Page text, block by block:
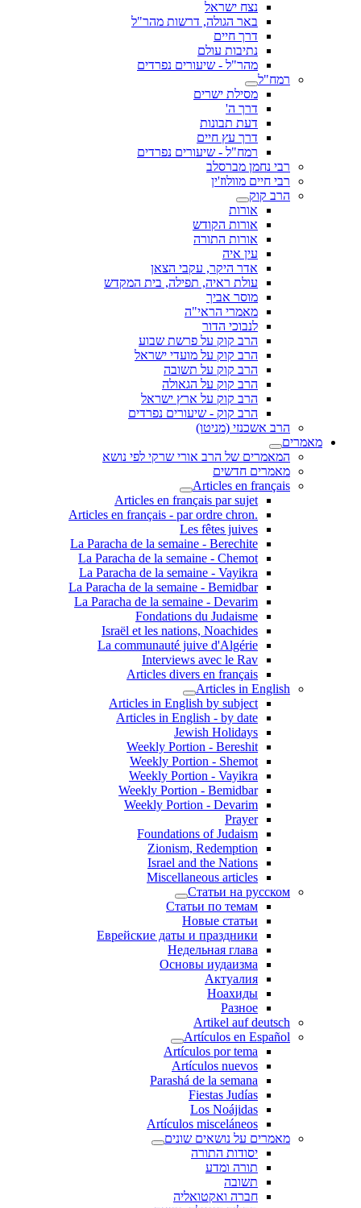
נצח ישראל
באר הגולה, דרשות מהר"ל
דרך חיים
נתיבות עולם
מהר"ל - שיעורים נפרדים
רמח"ל
מסילת ישרים
דרך ה'
דעת תבונות
דרך עץ חיים
רמח"ל - שיעורים נפרדים
רבי נחמן מברסלב
רבי חיים מוולוז'ין
הרב קוק
אורות
אורות הקודש
אורות התורה
עין איה
אדר היקר, עקבי הצאן
עולת ראיה, תפילה, בית המקדש
מוסר אביך
מאמרי הראי"ה
לנבוכי הדור
הרב קוק על פרשת שבוע
הרב קוק על מועדי ישראל
הרב קוק על תשובה
הרב קוק על הגאולה
הרב קוק על ארץ ישראל
הרב קוק - שיעורים נפרדים
הרב אשכנזי (מניטו)
מאמרים
המאמרים של הרב אורי שרקי לפי נושא
מאמרים חדשים
Articles en français
Articles en français par sujet
.Articles en français - par ordre chron
Les fêtes juives
La Paracha de la semaine - Berechite
La Paracha de la semaine - Chemot
La Paracha de la semaine - Vayikra
La Paracha de la semaine - Bemidbar
La Paracha de la semaine - Devarim
Fondations du Judaisme
Israël et les nations, Noachides
La communauté juive d'Algérie
Interviews avec le Rav
Articles divers en français
Articles in English
Articles in English by subject
Articles in English - by date
Jewish Holidays
Weekly Portion - Bereshit
Weekly Portion - Shemot
Weekly Portion - Vayikra
Weekly Portion - Bemidbar
Weekly Portion - Devarim
Prayer
Foundations of Judaism
Zionism, Redemption
Israel and the Nations
Miscellaneous articles
Статьи на русском
Статьи по темам
Новые статьи
Еврейские даты и праздники
Недельная глава
Основы иудаизма
Актуалия
Ноахиды
Разное
Artikel auf deutsch
Artículos en Español
Artículos por tema
Artículos nuevos
Parashá de la semana
Fiestas Judías
Los Noájidas
Artículos misceláneos
מאמרים על נושאים שונים
יסודות התורה
תורה ומדע
תשובה
חברה ואקטואליה